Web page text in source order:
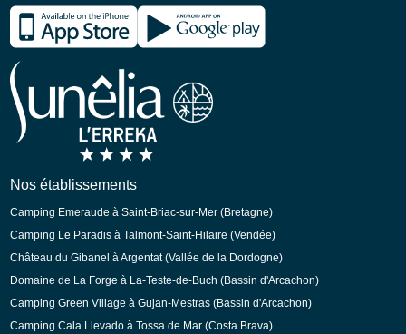
Anglais
Espagnol
Allemand
Néerlandais
Nos établissements
Camping Emeraude à Saint-Briac-sur-Mer (Bretagne)
Camping Le Paradis à Talmont-Saint-Hilaire (Vendée)
Château du Gibanel à Argentat (Vallée de la Dordogne)
Domaine de La Forge à La-Teste-de-Buch (Bassin d'Arcachon)
Camping Green Village à Gujan-Mestras (Bassin d'Arcachon)
Camping Cala Llevado à Tossa de Mar (Costa Brava)